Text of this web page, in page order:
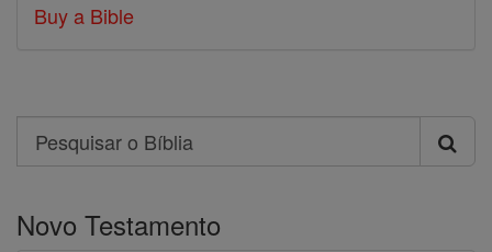
Buy a Bible
Search
Pesquisar
Bíblia
Novo Testamento